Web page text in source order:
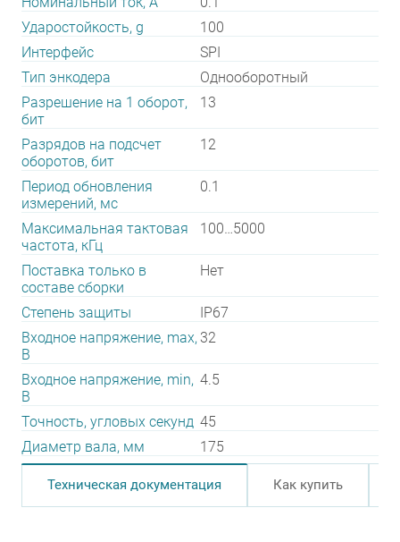
Ударостойкость, g
100
Интерфейс
SPI
Тип энкодера
Однооборотный
Разрешение на 1 оборот,
бит
13
Разрядов на подсчет
оборотов, бит
12
Период обновления
измерений, мс
0.1
Максимальная тактовая
частота, кГц
100…5000
Поставка только в
составе сборки
Нет
Степень защиты
IP67
Входное напряжение, max,
В
32
Входное напряжение, min,
В
4.5
Точность, угловых секунд 45
Диаметр вала, мм
175
Техническая документация Как купить